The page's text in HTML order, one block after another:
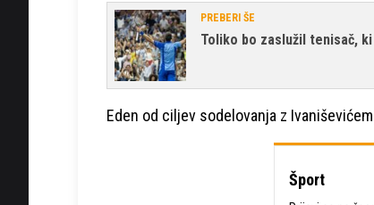
PREBERI ŠE
Toliko bo zaslužil tenisač,
Eden od ciljev sodelovanja z
Šport